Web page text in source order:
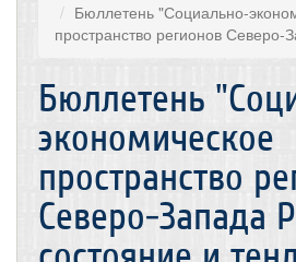
Бюллетень "Социально-
пространство регионов Северо-
Бюллетень
экономическое
пространство
Северо-Запада